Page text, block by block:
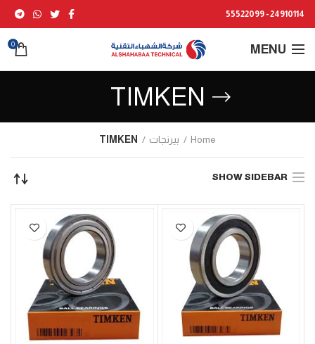
24910114 - 55522099
MENU
0
TIMKEN
Home بيرنجات TIMKEN
SHOW SIDEBAR